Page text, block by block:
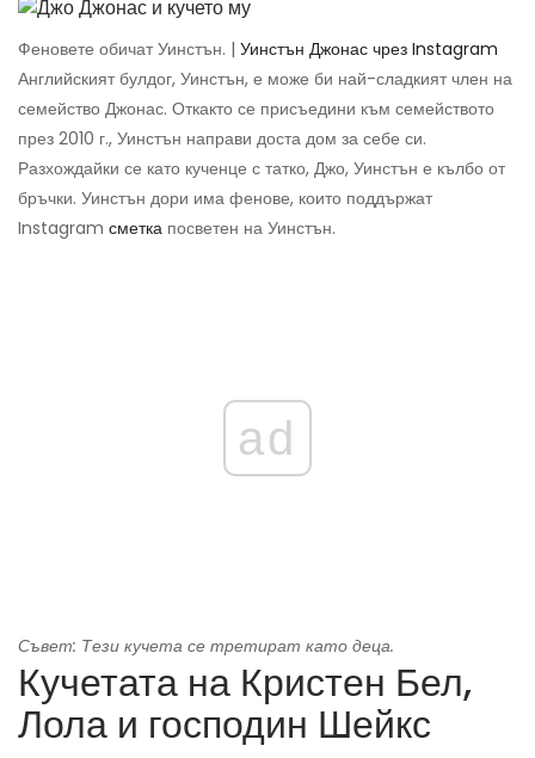
Феновете обичат Уинстън. | Уинстън Джонас чрез Instagram
Английският булдог, Уинстън, е може би най-сладкият член на
семейство Джонас. Откакто се присъедини към семейството
през 2010 г., Уинстън направи доста дом за себе си.
Разхождайки се като кученце с татко, Джо, Уинстън е кълбо от
бръчки. Уинстън дори има фенове, които поддържат
Instagram сметка посветен на Уинстън.
ad
Съвет: Тези кучета се третират като деца.
Кучетата на Кристен Бел,
Лола и господин Шейкс